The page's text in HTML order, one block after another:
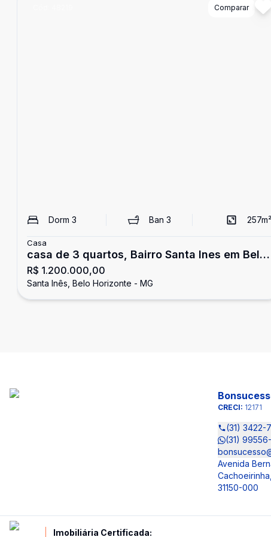
Comparar
Dorm 3 Ban3 257m²
Casa
casa de 3 quartos, Bairro Santa Ines em Belo
Horizonte
R$ 1.200.000,00
Santa Inês, Belo Horizonte - MG
CRECI: 12171
(31) 3422-
(31)
Avenida
31150-000
Imobiliária Certificada: